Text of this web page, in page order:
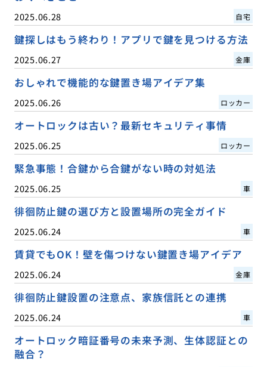
2025.06.28 自宅
鍵探しはもう終わり！アプリで鍵を見つける方法
2025.06.27 金庫
おしゃれで機能的な鍵置き場アイデア集
2025.06.26 ロッカー
オートロックは古い？最新セキュリティ事情
2025.06.25 ロッカー
緊急事態！合鍵から合鍵がない時の対処法
2025.06.25 車
徘徊防止鍵の選び方と設置場所の完全ガイド
2025.06.24 車
賃貸でもOK！壁を傷つけない鍵置き場アイデア
2025.06.24 金庫
徘徊防止鍵設置の注意点、家族信託との連携
2025.06.24 車
オートロック暗証番号の未来予測、生体認証との
融合？